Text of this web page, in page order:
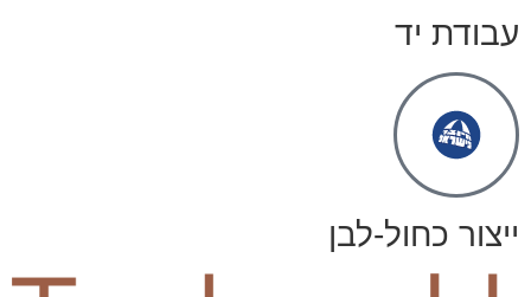
עבודת יד
ייצור כחול-לבן